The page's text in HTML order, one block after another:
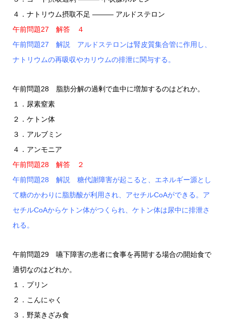
４．ナトリウム摂取不足 ――― アルドステロン
午前問題27 解答 ４
午前問題27 解説 アルドステロンは腎皮質集合管に作用し、
ナトリウムの再吸収やカリウムの排泄に関与する。
午前問題28 脂肪分解の過剰で血中に増加するのはどれか。
１．尿素窒素
２．ケトン体
３．アルブミン
４．アンモニア
午前問題28 解答 ２
午前問題28 解説 糖代謝障害が起こると、エネルギー源とし
て糖のかわりに脂肪酸が利用され、アセチルCoAができる。ア
セチルCoAからケトン体がつくられ、ケトン体は尿中に排泄さ
れる。
午前問題29 嚥下障害の患者に食事を再開する場合の開始食で
適切なのはどれか。
１．プリン
２．こんにゃく
３．野菜きざみ食